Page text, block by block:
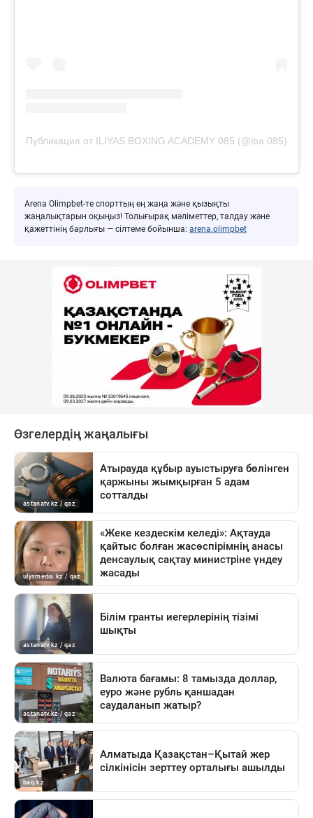
Публикация от ILIYAS BOXING ACADEMY 085 (@iba.085)
Arena Olimpbet-те спорттың ең жаңа және қызықты
жаңалықтарын оқыңыз! Толығырақ мәліметтер, талдау және
қажеттінің барлығы — сілтеме бойынша: arena.olimpbet